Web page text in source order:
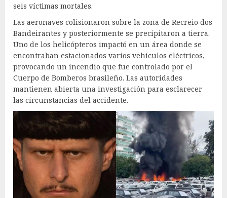
seis víctimas mortales.
Las aeronaves colisionaron sobre la zona de Recreio dos
Bandeirantes y posteriormente se precipitaron a tierra.
Uno de los helicópteros impactó en un área donde se
encontraban estacionados varios vehículos eléctricos,
provocando un incendio que fue controlado por el
Cuerpo de Bomberos brasileño. Las autoridades
mantienen abierta una investigación para esclarecer
las circunstancias del accidente.